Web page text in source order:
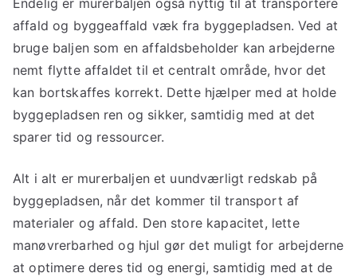
Endelig er murerbaljen også nyttig til at transportere
affald og byggeaffald væk fra byggepladsen. Ved at
bruge baljen som en affaldsbeholder kan arbejderne
nemt flytte affaldet til et centralt område, hvor det
kan bortskaffes korrekt. Dette hjælper med at holde
byggepladsen ren og sikker, samtidig med at det
sparer tid og ressourcer.
Alt i alt er murerbaljen et uundværligt redskab på
byggepladsen, når det kommer til transport af
materialer og affald. Den store kapacitet, lette
manøvrerbarhed og hjul gør det muligt for arbejderne
at optimere deres tid og energi, samtidig med at de